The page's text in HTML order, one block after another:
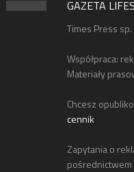
GAZETA
Times Press sp.
Współpraca:
Materiały
Chcesz
cennik
Zapytania o
pośrednictwem